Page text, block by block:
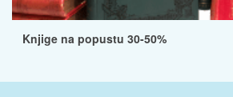
Knjige na popustu 30-50%